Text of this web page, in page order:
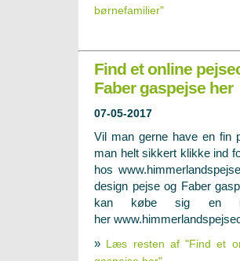
børnefamilier"
Find et online
Faber gaspejse her
07-05-2017
Vil man gerne have en fin
man helt sikkert klikke ind
hos
design pejse og Faber
kan købe sig en
her
» Læs resten af "Find et